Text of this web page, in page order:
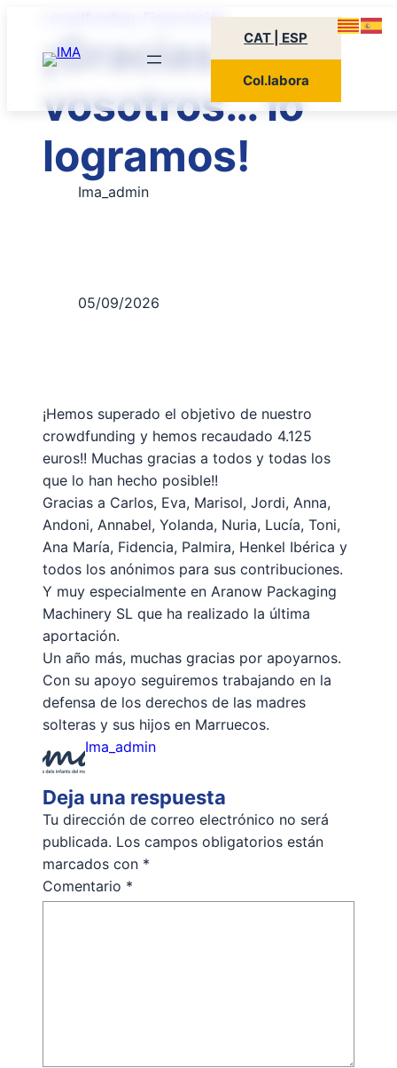
CAT | ESP
Col.labora
Financiación
¡Gracias a
vosotros… lo
logramos!
Ima_admin
05/09/2026
¡Hemos superado el objetivo de nuestro
crowdfunding y hemos recaudado 4.125
euros!! Muchas gracias a todos y todas los
que lo han hecho posible!!
Gracias a Carlos, Eva, Marisol, Jordi, Anna,
Andoni, Annabel, Yolanda, Nuria, Lucía, Toni,
Ana María, Fidencia, Palmira, Henkel Ibérica y
todos los anónimos para sus contribuciones.
Y muy especialmente en Aranow Packaging
Machinery SL que ha realizado la última
aportación.
Un año más, muchas gracias por apoyarnos.
Con su apoyo seguiremos trabajando en la
defensa de los derechos de las madres
solteras y sus hijos en Marruecos.
Ima_admin
Deja una respuesta
Tu dirección de correo electrónico no será
publicada. Los campos obligatorios están
marcados con *
Comentario *